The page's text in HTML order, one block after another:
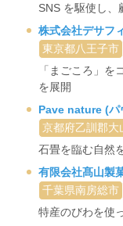
SNS を駆使し、
株式会社デサフ
東京都八王子市
「まごころ」を
を展開
Pave nature (パ
京都府乙訓郡大
石畳を臨む自然
有限会社髙山製
千葉県南房総市
特産のびわを使